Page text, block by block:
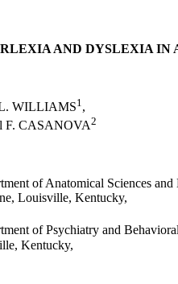
AND DYSLEXIA IN
WILLIAMS1,
F. CASANOVA2
of Anatomical Sciences
Louisville, Kentucky,
of Psychiatry and
Kentucky,